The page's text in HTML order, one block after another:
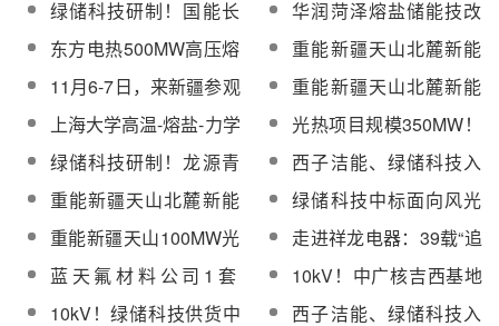
热器
大会
盐电加热器满负荷运
行！
光大基地高效消纳与电
网稳定
绿储科技研制！国能长
源荆州热电有限公司熔
盐储能项目高压熔盐电
加热器产成发运
华润菏泽熔盐储能技改
项目1号熔盐变一次送电
成功，机组稳定并网！
东方电热500MW高压熔
盐储热电加热器成套设
备顺利发货
重能新疆天山北麓新能
源基地项目100MW光热
发电工程高压加热器设
备中标结果
11月6-7日，来新疆参观
两座100MW光热电站
重能新疆天山北麓新能
源基地光热项目定日镜
组装车间首吊成功
上海大学高温-熔盐-力学
耦合实验系统采购
光热项目规模350MW！
新疆公示103.6GW存量
项目认定清单：电价
0.25~0.262元/度、电量
30%~50%（含附件）
绿储科技研制！龙源青
海格尔木高倍率熔盐储
能项目150MW高温高压
熔盐电加热器发货
西子洁能、绿储科技入
选《全国工业领域电力
需求侧管理典型案例
（2025年）》拟入选名
单
重能新疆天山北麓新能
源基地项目100MW光热
发电工程发电区设备安
装工程招标
绿储科技中标面向风光
大基地消纳能力提升的
熔盐电加热器柔性调控
设备及技术服务采购项
目
重能新疆天山100MW光
热项目高风速定日镜组
装厂房正式完工
走进祥龙电器：39载“追
热”之旅，把电加热器做
到极致
蓝天氟材料公司1套
15KW熔盐加热系统采
10kV！中广核吉西基地
鲁固直流100MW光热项
10kV！绿储科技供货中
西子洁能、绿储科技入